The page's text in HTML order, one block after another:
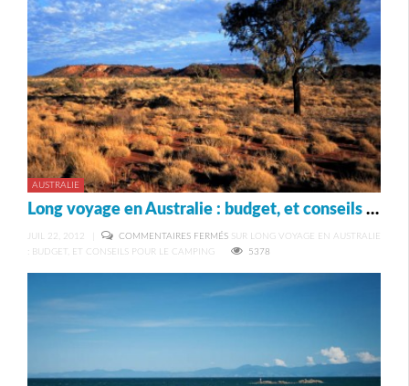
AUSTRALIE
Long voyage en Australie : budget, et conseils pour le camping
JUIL 22, 2012 COMMENTAIRES FERMÉS SUR LONG VOYAGE EN AUSTRALIE
: BUDGET, ET CONSEILS POUR LE CAMPING
5378